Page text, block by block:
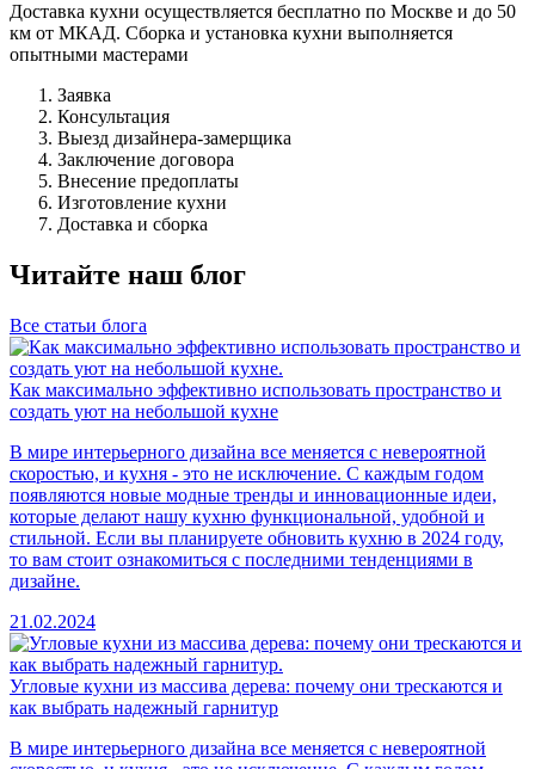
Доставка кухни осуществляется бесплатно по Москве и до 50
км от МКАД. Сборка и установка кухни выполняется
опытными мастерами
Заявка
Консультация
Выезд дизайнера-замерщика
Заключение договора
Внесение предоплаты
Изготовление кухни
Доставка и сборка
Читайте наш блог
Все статьи блога
Как максимально эффективно использовать пространство и
создать уют на небольшой кухне
В мире интерьерного дизайна все меняется с невероятной
скоростью, и кухня - это не исключение. С каждым годом
появляются новые модные тренды и инновационные идеи,
которые делают нашу кухню функциональной, удобной и
стильной. Если вы планируете обновить кухню в 2024 году,
то вам стоит ознакомиться с последними тенденциями в
дизайне.
21.02.2024
Угловые кухни из массива дерева: почему они трескаются и
как выбрать надежный гарнитур
В мире интерьерного дизайна все меняется с невероятной